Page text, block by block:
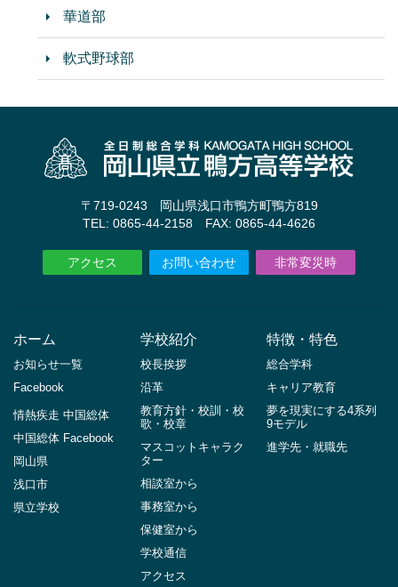
華道部
軟式野球部
〒719-0243 岡山県浅口市鴨方町鴨方819
TEL: 0865-44-2158 FAX: 0865-44-4626
アクセス お問い合わせ 非常変災時
ホーム
お知らせ一覧
Facebook
情熱疾走 中国総体
中国総体 Facebook
岡山県
浅口市
県立学校
学校紹介
校長挨拶
沿革
教育方針・校訓・校
歌・校章
マスコットキャラク
ター
相談室から
事務室から
保健室から
学校通信
アクセス
特徴・特色
総合学科
キャリア教育
夢を現実にする4系列
9モデル
進学先・就職先